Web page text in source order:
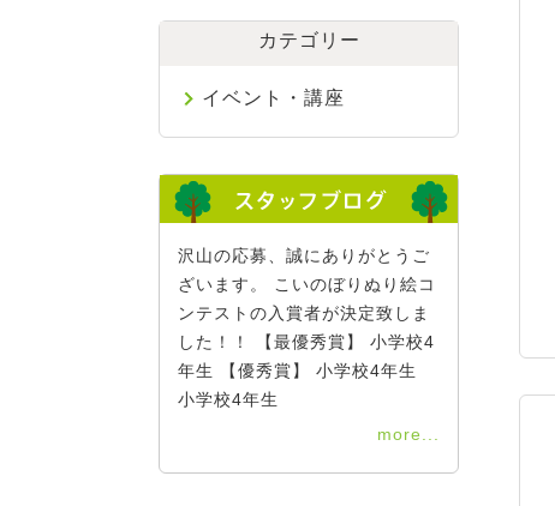
カテゴリー
イベント・講座
沢山の応募、誠にありがとうご
ざいます。 こいのぼりぬり絵コ
ンテストの入賞者が決定致しま
した！！ 【最優秀賞】 小学校4
年生 【優秀賞】 小学校4年生
小学校4年生
more...